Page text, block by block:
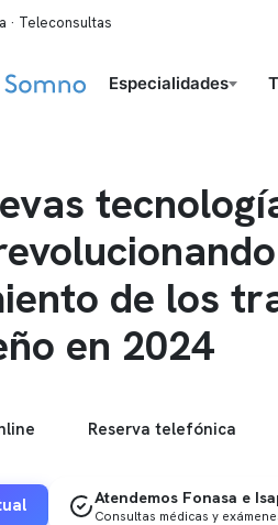
· Teleconsultas
Especialidades
de los
en 2024
Reserva telefónica
Atendemos Fonasa e
Consultas médicas y